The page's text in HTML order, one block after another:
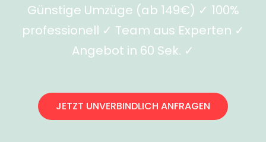
Günstige Umzüge (ab 149€) ✓ 100%
professionell ✓ Team aus Experten ✓
Angebot in 60 Sek. ✓
JETZT UNVERBINDLICH ANFRAGEN